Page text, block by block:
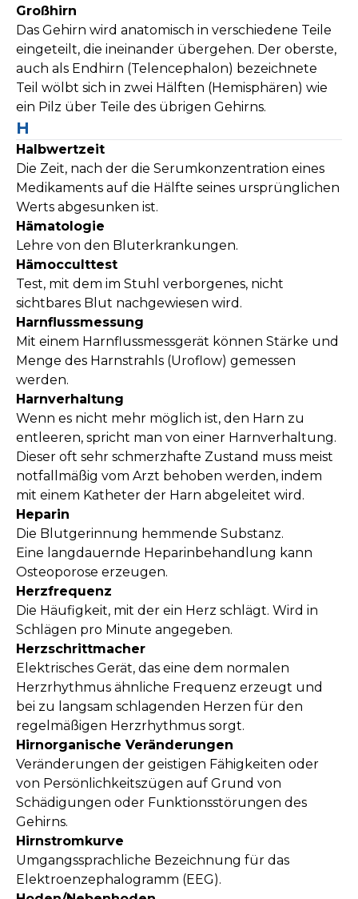
Großhirn
Das Gehirn wird anatomisch in verschiedene Teile
eingeteilt, die ineinander übergehen. Der oberste,
auch als Endhirn (Telencephalon) bezeichnete
Teil wölbt sich in zwei Hälften (Hemisphären) wie
ein Pilz über Teile des übrigen Gehirns.
H
Halbwertzeit
Die Zeit, nach der die Serumkonzentration eines
Medikaments auf die Hälfte seines ursprünglichen
Werts abgesunken ist.
Hämatologie
Lehre von den Bluterkrankungen.
Hämocculttest
Test, mit dem im Stuhl verborgenes, nicht
sichtbares Blut nachgewiesen wird.
Harnflussmessung
Mit einem Harnflussmessgerät können Stärke und
Menge des Harnstrahls (Uroflow) gemessen
werden.
Harnverhaltung
Wenn es nicht mehr möglich ist, den Harn zu
entleeren, spricht man von einer Harnverhaltung.
Dieser oft sehr schmerzhafte Zustand muss meist
notfallmäßig vom Arzt behoben werden, indem
mit einem Katheter der Harn abgeleitet wird.
Heparin
Die Blutgerinnung hemmende Substanz.
Eine langdauernde Heparinbehandlung kann
Osteoporose erzeugen.
Herzfrequenz
Die Häufigkeit, mit der ein Herz schlägt. Wird in
Schlägen pro Minute angegeben.
Herzschrittmacher
Elektrisches Gerät, das eine dem normalen
Herzrhythmus ähnliche Frequenz erzeugt und
bei zu langsam schlagenden Herzen für den
regelmäßigen Herzrhythmus sorgt.
Hirnorganische Veränderungen
Veränderungen der geistigen Fähigkeiten oder
von Persönlichkeitszügen auf Grund von
Schädigungen oder Funktionsstörungen des
Gehirns.
Hirnstromkurve
Umgangssprachliche Bezeichnung für das
Elektroenzephalogramm (EEG).